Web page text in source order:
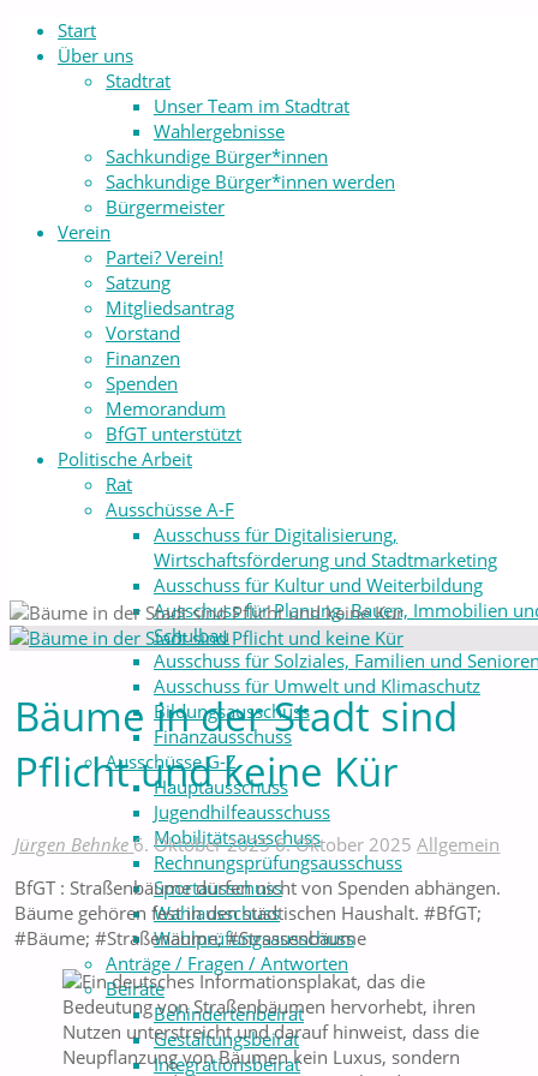
Start
Über uns
Stadtrat
Unser Team im Stadtrat
Wahlergebnisse
Sachkundige Bürger*innen
Sachkundige Bürger*innen werden
Bürgermeister
Verein
Partei? Verein!
Satzung
Mitgliedsantrag
Vorstand
Finanzen
Spenden
Memorandum
BfGT unterstützt
Politische Arbeit
Rat
Ausschüsse A-F
Ausschuss für Digitalisierung,
Wirtschaftsförderung und Stadtmarketing
Ausschuss für Kultur und Weiterbildung
Ausschuss für Planung, Bauen, Immobilien
Schulbau
Ausschuss für Solziales, Familien und
Ausschuss für Umwelt und Klimaschutz
Bildungsausschuss
Finanzausschuss
Ausschüsse G-Z
Hauptausschuss
Jugendhilfeausschuss
Mobilitätsausschuss
Rechnungsprüfungsausschuss
Sportausschuss
Wahlausschuss
Wahlprüfungsausschuss
Anträge / Fragen / Antworten
Beiräte
Behindertenbeirat
Gestaltungsbeirat
Integrationsbeirat
Bäume in der Stadt sind
Pflicht und keine Kür
Jürgen Behnke 6. Oktober 20256. Oktober 2025 Allgemein
BfGT : Straßenbäume dürfen nicht von Spenden abhängen.
Bäume gehören fest in den städtischen Haushalt. #BfGT;
#Bäume; #Straßenäume; #Strassenbäume